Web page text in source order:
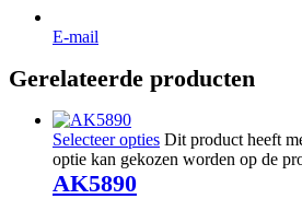
E-mail
Gerelateerde producten
Selecteer opties Dit product heeft
optie kan gekozen worden op de
AK5890